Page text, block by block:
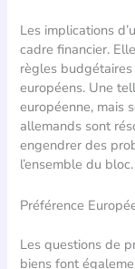
Les implications
cadre financier.
règles
européens. Une
européenne, mais
allemands sont
engendrer des
l’ensemble du bloc.
Préférence
Les questions de
biens font